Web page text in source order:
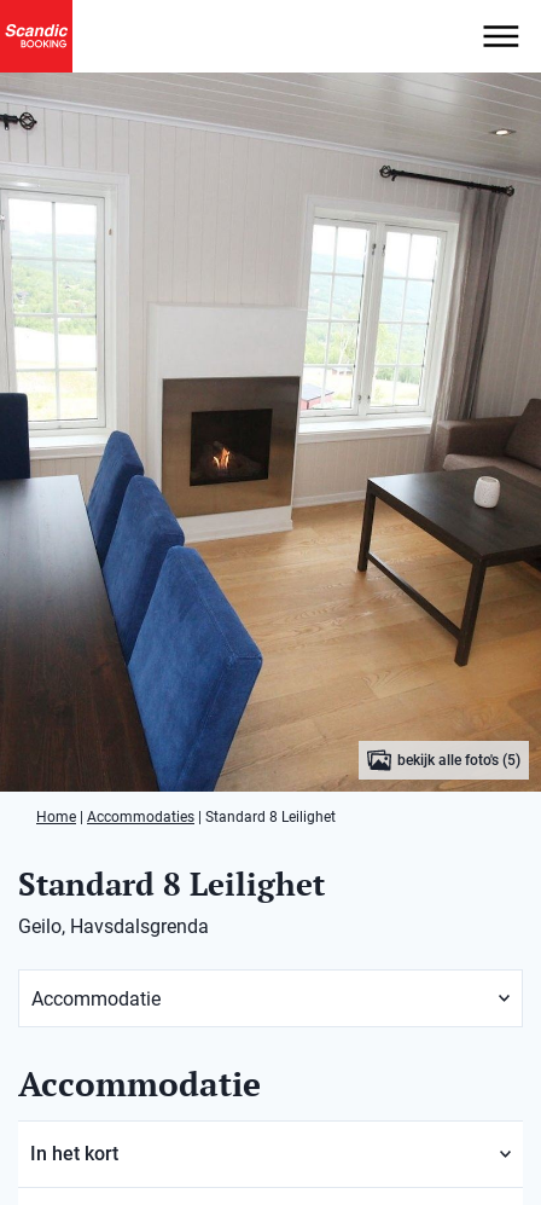
bekijk alle foto's (5)
Home Accommodaties Standard 8 Leilighet
Standard 8 Leilighet
Geilo, Havsdalsgrenda
Accommodatie
In het kort